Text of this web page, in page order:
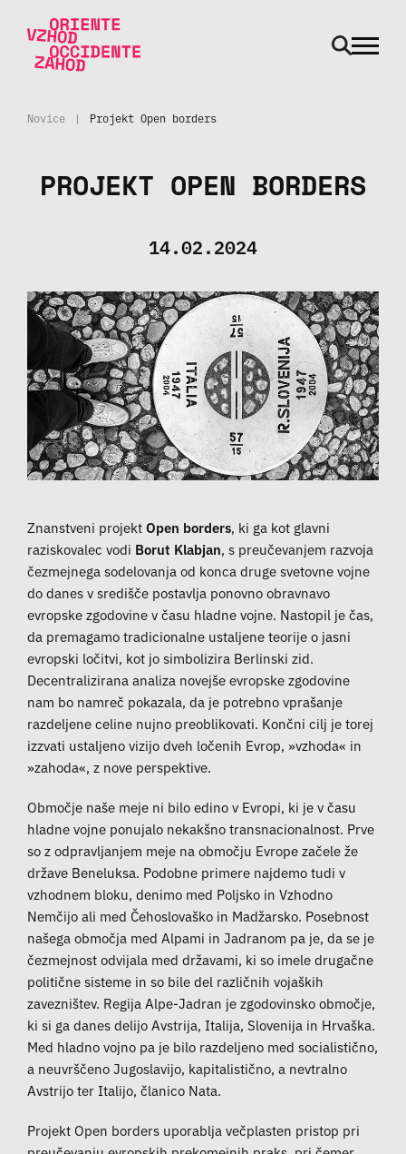
odpri
Novice | Projekt Open borders
PROJEKT OPEN BORDERS
14.02.2024
Znanstveni projektOpen borders, ki ga kot glavni
raziskovalec vodi Borut Klabjan, s preučevanjem razvoja
čezmejnega sodelovanja od konca druge svetovne vojne
do danes v središče postavlja ponovno obravnavo
evropske zgodovine v času hladne vojne. Nastopil je čas,
da premagamo tradicionalne ustaljene teorije o jasni
evropski ločitvi, kot jo simbolizira Berlinski zid.
Decentralizirana analiza novejše evropske zgodovine
nam bo namreč pokazala, da je potrebno vprašanje
razdeljene celine nujno preoblikovati. Končni cilj je torej
izzvati ustaljeno vizijo dveh ločenih Evrop, »vzhoda« in
»zahoda«, z nove perspektive.
Območje naše meje ni bilo edino v Evropi, ki je v času
hladne vojne ponujalo nekakšno transnacionalnost. Prve
so z odpravljanjem meje na območju Evrope začele že
države Beneluksa. Podobne primere najdemo tudi v
vzhodnem bloku, denimo med Poljsko in Vzhodno
Nemčijo ali med Čehoslovaško in Madžarsko. Posebnost
našega območja med Alpami in Jadranom pa je, da se je
čezmejnost odvijala med državami, ki so imele drugačne
politične sisteme in so bile del različnih vojaških
zavezništev. Regija Alpe-Jadran je zgodovinsko območje,
ki si ga danes delijo Avstrija, Italija, Slovenija in Hrvaška.
Med hladno vojno pa je bilo razdeljeno med socialistično,
a neuvrščeno Jugoslavijo, kapitalistično, a nevtralno
Avstrijo ter Italijo, članico Nata.
Projekt Open borders uporablja večplasten pristop pri